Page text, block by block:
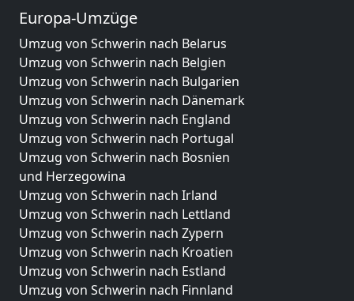
Europa-Umzüge
Umzug von Schwerin nach Belarus
Umzug von Schwerin nach Belgien
Umzug von Schwerin nach Bulgarien
Umzug von Schwerin nach Dänemark
Umzug von Schwerin nach England
Umzug von Schwerin nach Portugal
Umzug von Schwerin nach Bosnien
und Herzegowina
Umzug von Schwerin nach Irland
Umzug von Schwerin nach Lettland
Umzug von Schwerin nach Zypern
Umzug von Schwerin nach Kroatien
Umzug von Schwerin nach Estland
Umzug von Schwerin nach Finnland